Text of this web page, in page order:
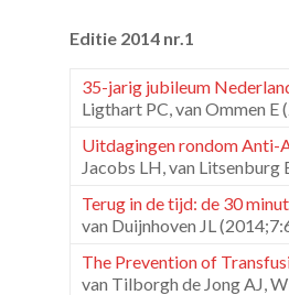
Editie 2014 nr.1
35-jarig jubileum
Ligthart PC, van Ommen E
Uitdagingen rondom Anti-
Jacobs LH, van Litsenburg
Terug in de tijd: de 30
van Duijnhoven JL
The Prevention of
van Tilborgh de Jong AJ,